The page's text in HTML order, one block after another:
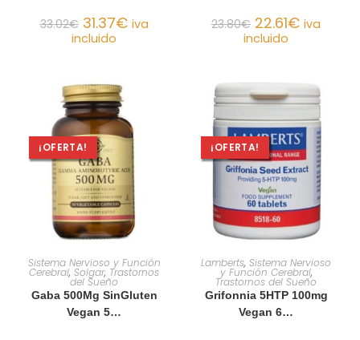
33.02€ 31.37€ iva
incluido
23.80€ 22.61€ iva
incluido
¡OFERTA!
AÑADIR AL CARRITO
Sistema Nervioso y Función
Cerebral, Solgar, Trastornos
del Sueño
Gaba 500Mg SinGluten
Vegan 5…
¡OFERTA!
AÑADIR AL CARRITO
Lamberts, Sistema Nervioso
y Función Cerebral,
Trastornos del Sueño
Grifonnia 5HTP 100mg
Vegan 6…